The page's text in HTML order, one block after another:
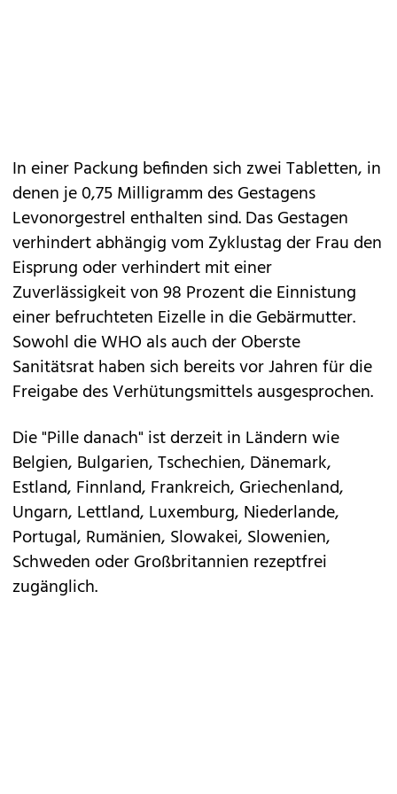
In einer Packung befinden sich zwei Tabletten, in
denen je 0,75 Milligramm des Gestagens
Levonorgestrel enthalten sind. Das Gestagen
verhindert abhängig vom Zyklustag der Frau den
Eisprung oder verhindert mit einer
Zuverlässigkeit von 98 Prozent die Einnistung
einer befruchteten Eizelle in die Gebärmutter.
Sowohl die WHO als auch der Oberste
Sanitätsrat haben sich bereits vor Jahren für die
Freigabe des Verhütungsmittels ausgesprochen.
Die "Pille danach" ist derzeit in Ländern wie
Belgien, Bulgarien, Tschechien, Dänemark,
Estland, Finnland, Frankreich, Griechenland,
Ungarn, Lettland, Luxemburg, Niederlande,
Portugal, Rumänien, Slowakei, Slowenien,
Schweden oder Großbritannien rezeptfrei
zugänglich.